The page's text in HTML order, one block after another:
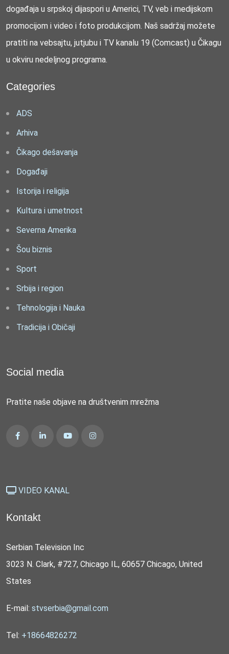
događaja u srpskoj dijaspori u Americi, TV, veb i medijskom
promocijom i video i foto produkcijom. Naš sadržaj možete
pratiti na vebsajtu, jutjubu i TV kanalu 19 (Comcast) u Čikagu
u okviru nedeljnog programa.
Categories
ADS
Arhiva
Čikago dešavanja
Događaji
Istorija i religija
Kultura i umetnost
Severna Amerika
Šou biznis
Sport
Srbija i region
Tehnologija i Nauka
Tradicija i Običaji
Social media
Pratite naše objave na društvenim mrežma
VIDEO KANAL
Kontakt
Serbian Television Inc
3023 N. Clark, #727, Chicago IL, 60657 Chicago, United
States
E-mail: stvserbia@gmail.com
Tel: +18664826272